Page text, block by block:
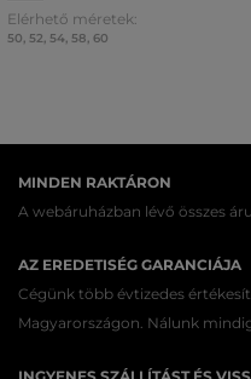
Elérhető méretek:
50, 52, 54, 58, 60
MINDEN RAKTÁRON
A webáruházban lévő összes
AZ EREDETISÉG GARANCIÁJA
Cégünk több évtizedes
Magyarországon. Nálunk